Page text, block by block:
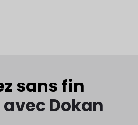
sans fin
Dokan